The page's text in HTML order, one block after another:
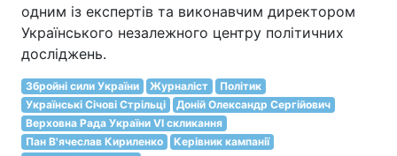
одним із експертів та виконавчим директором
Українського незалежного центру політичних
досліджень.
Збройні сили України Журналіст
Політик
Українські Січові Стрільці
Доній Олександр Сергійович
Верховна Рада України VI скликання
Пан В'ячеслав Кириленко
Керівник кампанії